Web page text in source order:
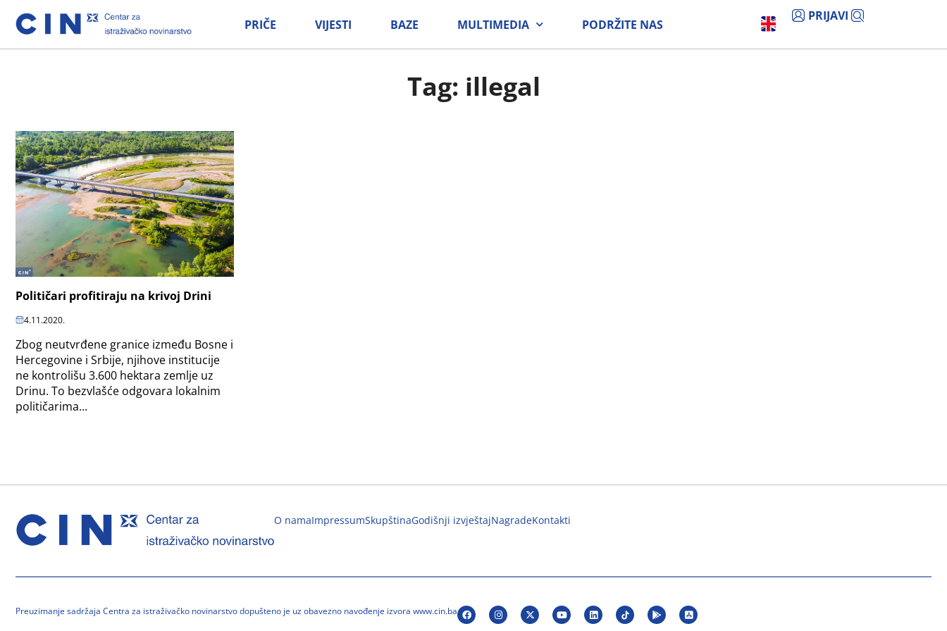
PRIČE VIJESTI BAZE MULTIMEDIA PODRŽITE NAS
PRIJAVI
Tag: illegal
Političari profitiraju na krivoj Drini
4.11.2020.
Zbog neutvrđene granice između Bosne i
Hercegovine i Srbije, njihove institucije
ne kontrolišu 3.600 hektara zemlje uz
Drinu. To bezvlašće odgovara lokalnim
političarima...
O namaImpressumSkupštinaGodišnji izvještajNagradeKontakti
Preuzimanje sadržaja Centra za istraživačko novinarstvo dopušteno je uz obavezno navođenje izvora www.cin.ba